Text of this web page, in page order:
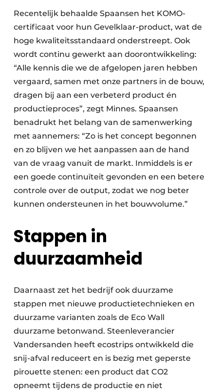
Recentelijk behaalde Spaansen het KOMO-
certificaat voor hun Gevelklaar-product, wat de
hoge kwaliteitsstandaard onderstreept. Ook
wordt continu gewerkt aan doorontwikkeling:
“Alle kennis die we de afgelopen jaren hebben
vergaard, samen met onze partners in de bouw,
dragen bij aan een verbeterd product én
productieproces”, zegt Minnes. Spaansen
benadrukt het belang van de samenwerking
met aannemers: “Zo is het concept begonnen
en zo blijven we het aanpassen aan de hand
van de vraag vanuit de markt. Inmiddels is er
een goede continuïteit gevonden en een betere
controle over de output, zodat we nog beter
kunnen ondersteunen in het bouwvolume.”
Stappen in
duurzaamheid
Daarnaast zet het bedrijf ook duurzame
stappen met nieuwe productietechnieken en
duurzame varianten zoals de Eco Wall
duurzame betonwand. Steenleverancier
Vandersanden heeft ecostrips ontwikkeld die
snij-afval reduceert en is bezig met geperste
pirouette stenen: een product dat CO2
opneemt tijdens de productie en niet